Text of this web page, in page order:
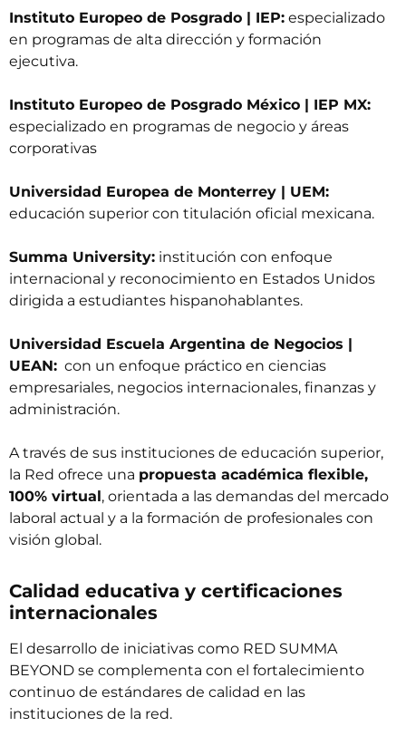
Instituto Europeo de Posgrado | IEP: especializado
en programas de alta dirección y formación
ejecutiva.
Instituto Europeo de Posgrado México | IEP MX:
especializado en programas de negocio y áreas
corporativas
Universidad Europea de Monterrey | UEM:
educación superior con titulación oficial mexicana.
Summa University: institución con enfoque
internacional y reconocimiento en Estados Unidos
dirigida a estudiantes hispanohablantes.
Universidad Escuela Argentina de Negocios |
UEAN: con un enfoque práctico en ciencias
empresariales, negocios internacionales, finanzas y
administración.
A través de sus instituciones de educación superior,
la Red ofrece una propuesta académica flexible,
100% virtual, orientada a las demandas del mercado
laboral actual y a la formación de profesionales con
visión global.
Calidad educativa y certificaciones
internacionales
El desarrollo de iniciativas como RED SUMMA
BEYOND se complementa con el fortalecimiento
continuo de estándares de calidad en las
instituciones de la red.